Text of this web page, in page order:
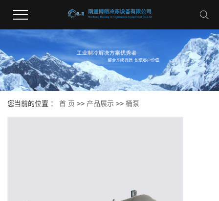
您当前的位置 ： 首 页 >> 产品展示 >> 桶泵